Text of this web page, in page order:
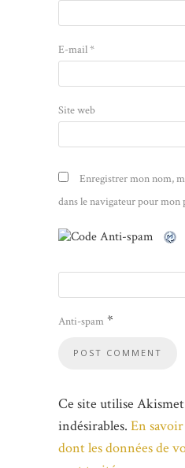
E-mail*
Site web
Enregistrer mon nom,
dans le navigateur pour
Anti-spam *
Ce site utilise
indésirables. En
dont les données de